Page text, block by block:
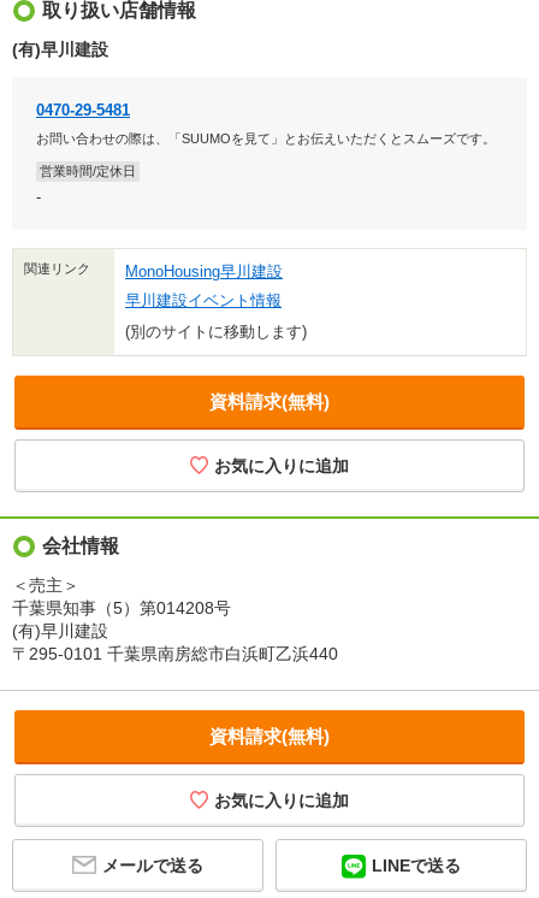
取り扱い店舗情報
(有)早川建設
0470-29-5481
お問い合わせの際は、「SUUMOを見て」とお伝えいただくとスムーズです。
営業時間/定休日
-
関連リンク
MonoHousing早川建設
早川建設イベント情報
(別のサイトに移動します)
資料請求(無料)
会社情報
＜売主＞
千葉県知事（5）第014208号
(有)早川建設
〒295-0101 千葉県南房総市白浜町乙浜440
資料請求(無料)
メールで送る LINEで送る